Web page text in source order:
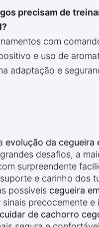
precisam de
com
e uso de
adaptação e
evolução da cegueira
desafios, a
surpreendente
e carinho dos
possíveis cegueira
precocemente e
de cachorro